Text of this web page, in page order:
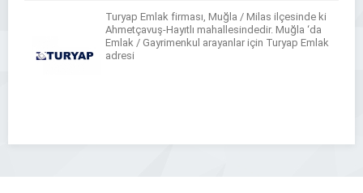
Turyap Emlak firması, Muğla / Milas ilçesinde ki
Ahmetçavuş-Hayıtlı mahallesindedir. Muğla ‘da
Emlak / Gayrimenkul arayanlar için Turyap Emlak
adresi